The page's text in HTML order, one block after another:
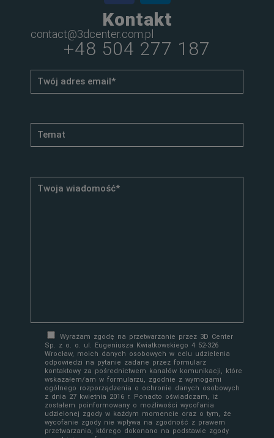
Kontakt
contact@3dcenter.com.pl
+48 504 277 187
Wyrażam zgodę na przetwarzanie przez 3D Center
Sp. z o. o. ul. Eugeniusza Kwiatkowskiego 4 52-326
Wrocław, moich danych osobowych w celu udzielenia
odpowiedzi na pytanie zadane przez formularz
kontaktowy za pośrednictwem kanałów komunikacji, które
wskazałem/am w formularzu, zgodnie z wymogami
ogólnego rozporządzenia o ochronie danych osobowych
z dnia 27 kwietnia 2016 r. Ponadto oświadczam, iż
zostałem poinformowany o możliwości wycofania
udzielonej zgody w każdym momencie oraz o tym, że
wycofanie zgody nie wpływa na zgodność z prawem
przetwarzania, którego dokonano na podstawie zgody